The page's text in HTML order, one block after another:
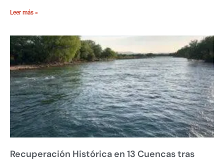
Leer más »
Recuperación Histórica en 13 Cuencas tras